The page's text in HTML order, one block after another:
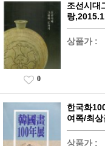
조선시대
랑
상품가 :
0
한국화
여쪽/최상
상품가 :